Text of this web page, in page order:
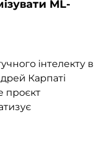
ML-
інтелекту в
Карпаті
проєкт